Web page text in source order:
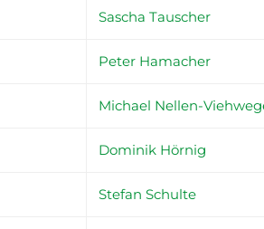
Sascha Tauscher
Peter Hamacher
Michael Nellen-
Dominik Hörnig
Stefan Schulte